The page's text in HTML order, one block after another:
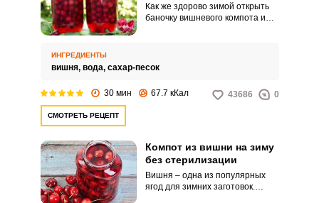
Как же здорово зимой открыть
баночку вишневого компота и
консервацию на зиму делают в
литровой банке также очень
вас зимой.
ИНГРЕДИЕНТЫ
вишня, вода, сахар-песок
30 мин 67.7 кКал 43686 0
СМОТРЕТЬ РЕЦЕПТ
Компот из вишни на зиму
без стерилизации
Вишня – одна из популярных
ягод для зимних заготовок.